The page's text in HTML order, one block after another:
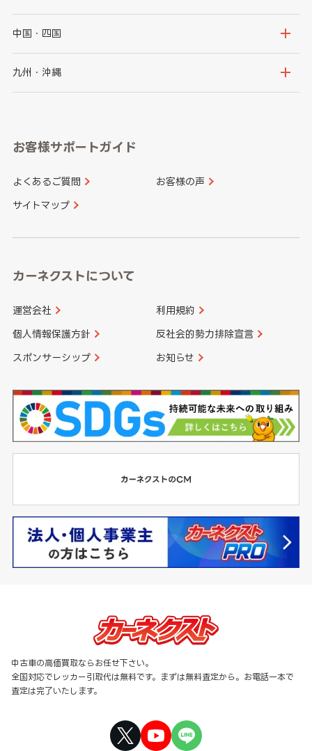
千葉県
石川県
山梨県
愛知県
大阪府
京都府
和歌山県
中国・四国
鳥取県
山口県
香川県 愛媛県
九州・沖縄
長崎県
大分県 宮崎県
お客様サポートガイド
よくあるご質問 お客様の声
サイトマップ
カーネクストについて
運営会社 利用規約
個人情報保護方針 反社会的勢力排除宣言
スポンサーシップ お知らせ
中古車の高価買取ならお任せ下さい。
全国対応でレッカー引取代は無料です。まずは無料査定から。お電話一本で
査定は完了いたします。